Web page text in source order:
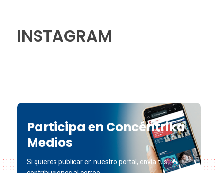
INSTAGRAM
Participa en Concéntrika
Medios
Si quieres publicar en nuestro portal, envía tus